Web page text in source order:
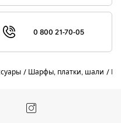
0 800 21-70-05
Шарфы, платки, шали